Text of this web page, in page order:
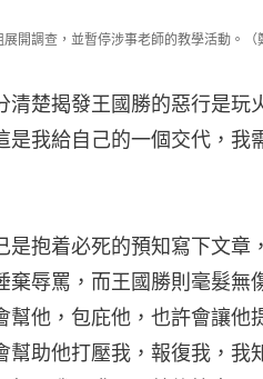
開調查，並暫停涉事老師的教學活動。（
清楚揭發王國勝的惡行是玩
是我給自己的一個交代，我
是抱着必死的預知寫下文章
棄辱罵，而王國勝則毫髮無
幫他，包庇他，也許會讓他
幫助他打壓我，報復我，我